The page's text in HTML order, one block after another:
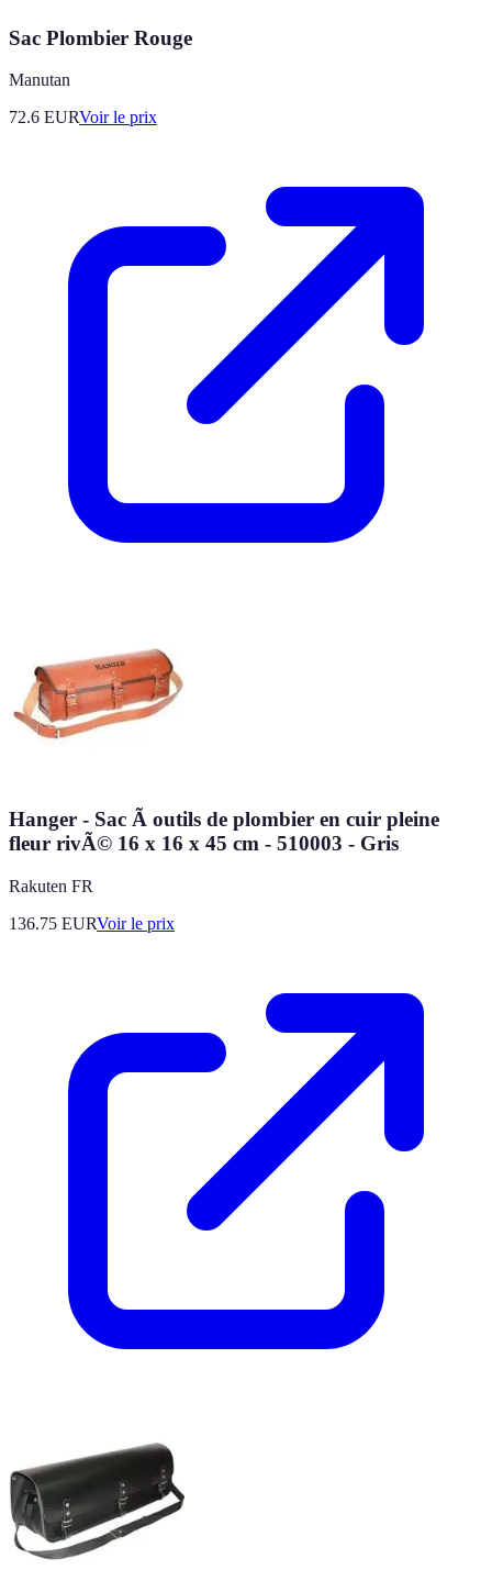
Sac Plombier Rouge
Manutan
72.6 EURVoir le prix
Hanger - Sac Ã outils de plombier en cuir pleine
fleur rivÃ© 16 x 16 x 45 cm - 510003 - Gris
Rakuten FR
136.75 EURVoir le prix